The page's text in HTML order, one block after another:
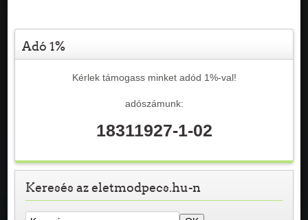
Adó 1%
Kérlek támogass minket adód 1%-val!
adószámunk:
18311927-1-02
Keresés az eletmodpecs.hu-n